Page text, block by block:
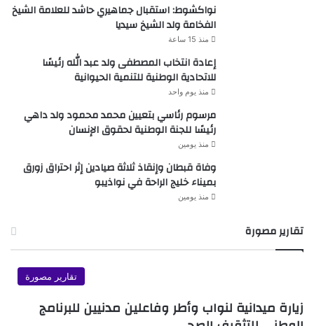
نواكشوط: استقبال جماهيري حاشد للعلامة الشيخ
الفخامة ولد الشيخ سيديا
منذ 15 ساعة
إعادة انتخاب المصطفى ولد عبد الله رئيسًا
للاتحادية الوطنية للتنمية الحيوانية
منذ يوم واحد
مرسوم رئاسي بتعيين محمد محمود ولد داهي
رئيسًا للجنة الوطنية لحقوق الإنسان
منذ يومين
وفاة قبطان وإنقاذ ثلاثة صيادين إثر احتراق زورق
بميناء خليج الراحة في نواذيبو
منذ يومين
تقارير مصورة
تقارير مصورة
زيارة ميدانية لنواب وأطر وفاعلين مدنيين للبرنامج